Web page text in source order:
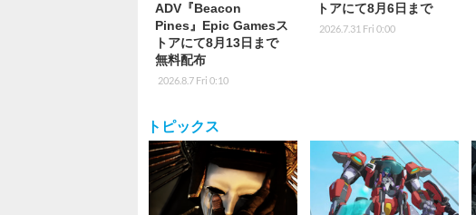
ADV『Beacon
Pines』Epic Gamesス
トアにて8月13日まで
無料配布
2026.8.7 Fri 0:10
トアにて8月6日まで
2026.7.31 Fri 0:00
トピックス